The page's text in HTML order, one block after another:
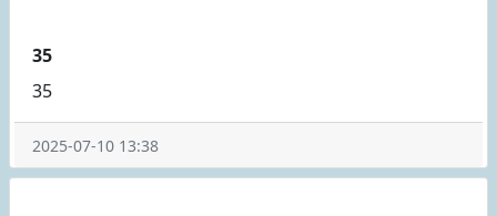
35
35
2025-07-10 13:38